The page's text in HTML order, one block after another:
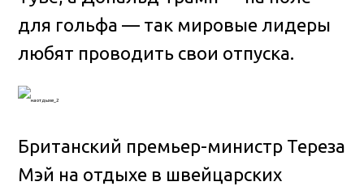
для гольфа — так мировые лидеры
любят проводить свои отпуска.
Британский премьер-министр Тереза
Мэй на отдыхе в швейцарских